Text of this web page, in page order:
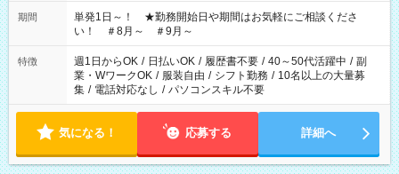
期間
単発1日～！ ★勤務開始日や期間はお気軽にご相談くださ
い！ ＃8月～ ＃9月～
特徴 週1日からOK / 日払いOK / 履歴書不要 / 40～50代活躍中 / 副
業・WワークOK / 服装自由 / シフト勤務 / 10名以上の大量募
集 / 電話対応なし / パソコンスキル不要
気になる！ 応募する 詳細へ